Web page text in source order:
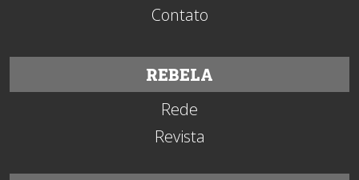
Contato
REBELA
Rede
Revista